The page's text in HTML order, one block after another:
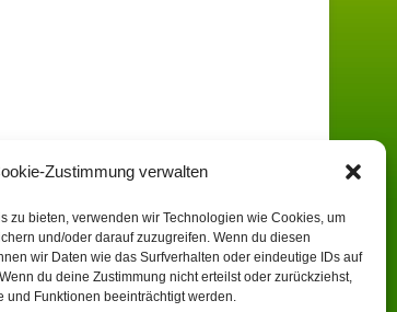
Zustimmung verwalten
zu bieten, verwenden wir Technologien wie Cookies, um
und/oder darauf zuzugreifen. Wenn du diesen
wir Daten wie das Surfverhalten oder eindeutige IDs auf
du deine Zustimmung nicht erteilst oder zurückziehst,
und Funktionen beeinträchtigt werden.